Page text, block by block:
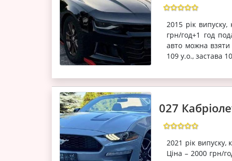
2015 рік
грн/год+1 год
авто можна
109 у.о., застава
027
2021 рік випуску,
Ціна – 2000 грн/